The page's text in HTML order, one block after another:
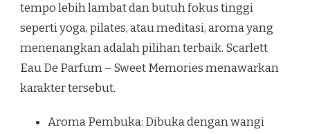
tempo lebih lambat dan butuh fokus tinggi
seperti yoga, pilates, atau meditasi, aroma yang
menenangkan adalah pilihan terbaik. Scarlett
Eau De Parfum – Sweet Memories menawarkan
karakter tersebut.
Aroma Pembuka: Dibuka dengan wangi